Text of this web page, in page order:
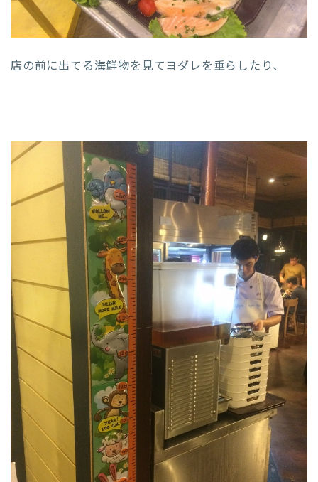
店の前に出てる海鮮物を見てヨダレを垂らしたり、